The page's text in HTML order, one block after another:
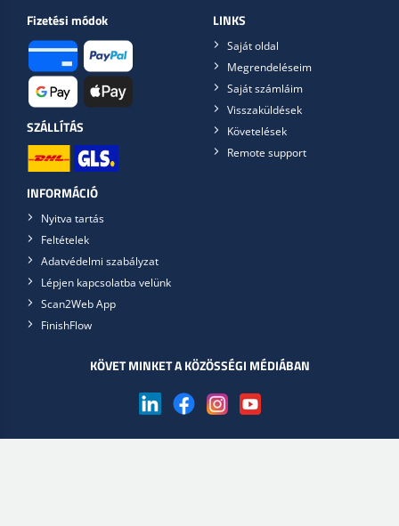
Fizetési módok
SZÁLLÍTÁS
LINKS
Saját oldal
Megrendeléseim
Saját számláim
Visszaküldések
Követelések
Remote support
INFORMÁCIÓ
Nyitva tartás
Feltételek
Adatvédelmi szabályzat
Lépjen kapcsolatba velünk
Scan2Web App
FinishFlow
KÖVET MINKET A KÖZÖSSÉGI MÉDIÁBAN